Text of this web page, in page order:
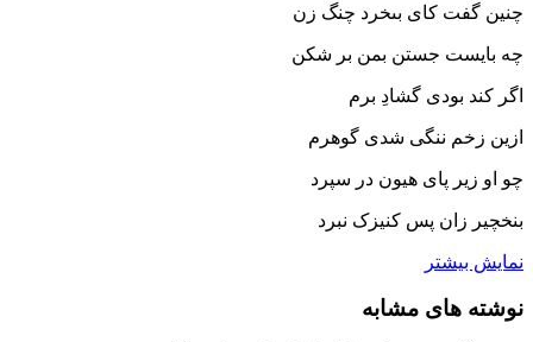
چنین گفت کاى بى‏خرد چنگ زن
چه بایست جستن بمن بر شکن‏
اگر کند بودى گشادِ برم
ازین زخم ننگى شدى گوهرم‏
چو او زیر پاى هیون در سپرد
بنخچیر زان پس کنیزک نبرد
نمایش بیشتر
نوشته های مشابه